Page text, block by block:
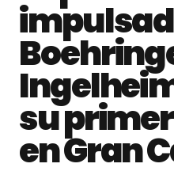
su
en Gran